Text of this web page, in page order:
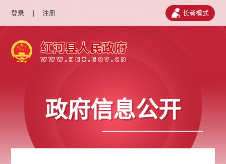
登录 | 注册 长者模式
政府信息公开